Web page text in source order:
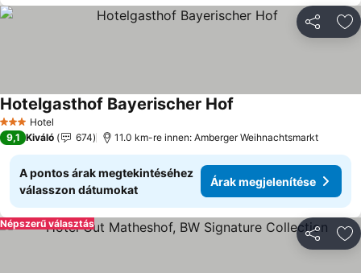
3 Kategória
Hotel
Hotelgasthof Bayerischer Hof
9,1 Kiváló 674 11.0 km-re innen: Amberger Weihnachtsmarkt
A pontos árak megtekintéséhez
válasszon dátumokat
Árak megjelenítése
Népszerű választás